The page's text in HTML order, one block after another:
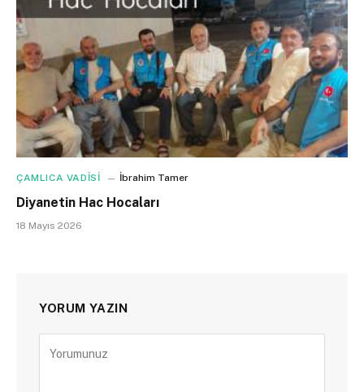
ÇAMLICA VADİSİ İbrahim Tamer
Diyanetin Hac Hocaları
18 Mayıs 2026
YORUM YAZIN